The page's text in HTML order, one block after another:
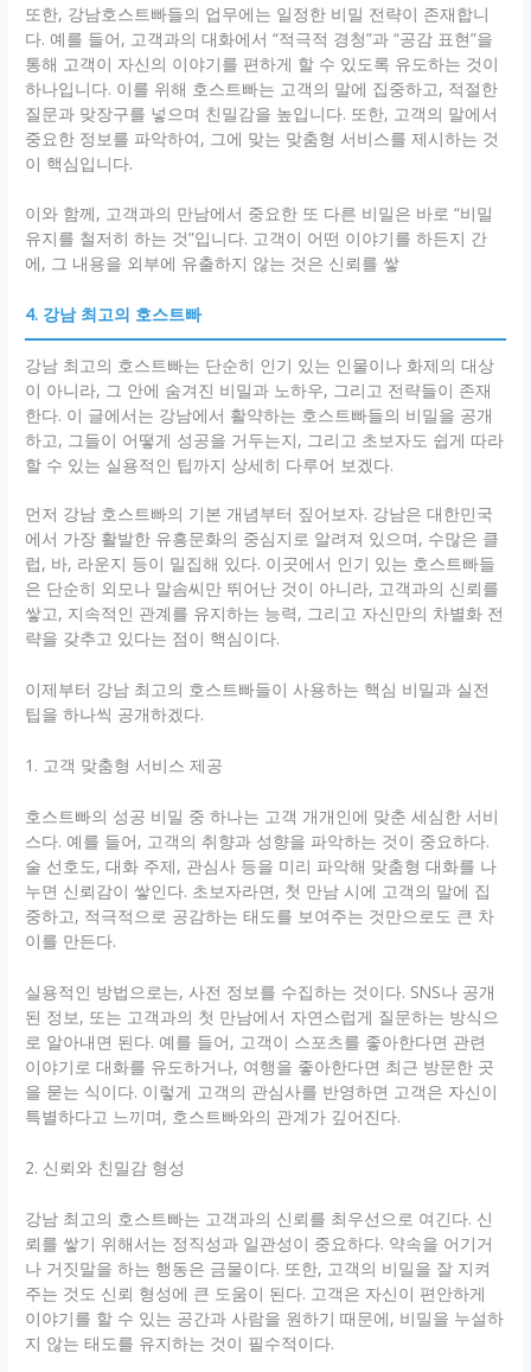
또한, 강남호스트빠들의 업무에는 일정한 비밀 전략이 존재합니
다. 예를 들어, 고객과의 대화에서 “적극적 경청”과 “공감 표현”을
통해 고객이 자신의 이야기를 편하게 할 수 있도록 유도하는 것이
하나입니다. 이를 위해 호스트빠는 고객의 말에 집중하고, 적절한
질문과 맞장구를 넣으며 친밀감을 높입니다. 또한, 고객의 말에서
중요한 정보를 파악하여, 그에 맞는 맞춤형 서비스를 제시하는 것
이 핵심입니다.
이와 함께, 고객과의 만남에서 중요한 또 다른 비밀은 바로 “비밀
유지를 철저히 하는 것”입니다. 고객이 어떤 이야기를 하든지 간
에, 그 내용을 외부에 유출하지 않는 것은 신뢰를 쌓
4. 강남 최고의 호스트빠
강남 최고의 호스트빠는 단순히 인기 있는 인물이나 화제의 대상
이 아니라, 그 안에 숨겨진 비밀과 노하우, 그리고 전략들이 존재
한다. 이 글에서는 강남에서 활약하는 호스트빠들의 비밀을 공개
하고, 그들이 어떻게 성공을 거두는지, 그리고 초보자도 쉽게 따라
할 수 있는 실용적인 팁까지 상세히 다루어 보겠다.
먼저 강남 호스트빠의 기본 개념부터 짚어보자. 강남은 대한민국
에서 가장 활발한 유흥문화의 중심지로 알려져 있으며, 수많은 클
럽, 바, 라운지 등이 밀집해 있다. 이곳에서 인기 있는 호스트빠들
은 단순히 외모나 말솜씨만 뛰어난 것이 아니라, 고객과의 신뢰를
쌓고, 지속적인 관계를 유지하는 능력, 그리고 자신만의 차별화 전
략을 갖추고 있다는 점이 핵심이다.
이제부터 강남 최고의 호스트빠들이 사용하는 핵심 비밀과 실전
팁을 하나씩 공개하겠다.
1. 고객 맞춤형 서비스 제공
호스트빠의 성공 비밀 중 하나는 고객 개개인에 맞춘 세심한 서비
스다. 예를 들어, 고객의 취향과 성향을 파악하는 것이 중요하다.
술 선호도, 대화 주제, 관심사 등을 미리 파악해 맞춤형 대화를 나
누면 신뢰감이 쌓인다. 초보자라면, 첫 만남 시에 고객의 말에 집
중하고, 적극적으로 공감하는 태도를 보여주는 것만으로도 큰 차
이를 만든다.
실용적인 방법으로는, 사전 정보를 수집하는 것이다. SNS나 공개
된 정보, 또는 고객과의 첫 만남에서 자연스럽게 질문하는 방식으
로 알아내면 된다. 예를 들어, 고객이 스포츠를 좋아한다면 관련
이야기로 대화를 유도하거나, 여행을 좋아한다면 최근 방문한 곳
을 묻는 식이다. 이렇게 고객의 관심사를 반영하면 고객은 자신이
특별하다고 느끼며, 호스트빠와의 관계가 깊어진다.
2. 신뢰와 친밀감 형성
강남 최고의 호스트빠는 고객과의 신뢰를 최우선으로 여긴다. 신
뢰를 쌓기 위해서는 정직성과 일관성이 중요하다. 약속을 어기거
나 거짓말을 하는 행동은 금물이다. 또한, 고객의 비밀을 잘 지켜
주는 것도 신뢰 형성에 큰 도움이 된다. 고객은 자신이 편안하게
이야기를 할 수 있는 공간과 사람을 원하기 때문에, 비밀을 누설하
지 않는 태도를 유지하는 것이 필수적이다.